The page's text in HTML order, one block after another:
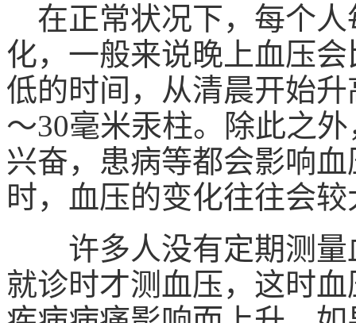
在正常状况下，每个人
化，一般来说晚上血压
低的时间，从清晨开始
～30毫米汞柱。除此之
兴奋，患病等都会影响
时，血压的变化往往会较
许多人没有定期测量
就诊时才测血压，这时